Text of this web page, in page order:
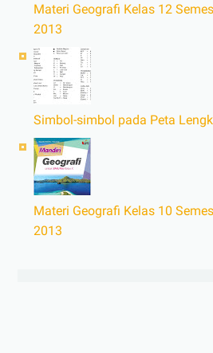
Materi Geografi Kelas 12
2013
Simbol-simbol pada Peta
Materi Geografi Kelas 10
2013